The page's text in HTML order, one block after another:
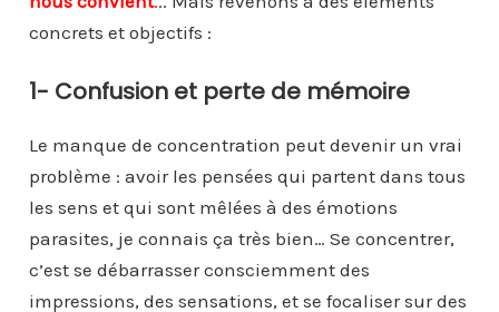
concrets et objectifs :
1- Confusion et perte de mémoire
Le manque de concentration peut devenir un vrai
problème : avoir les pensées qui partent dans tous
les sens et qui sont mêlées à des émotions
parasites, je connais ça très bien… Se concentrer,
c’est se débarrasser consciemment des
impressions, des sensations, et se focaliser sur des